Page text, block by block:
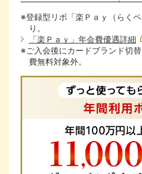
※登録型リボ「楽Ｐａｙ（らく
り。
「楽Ｐａｙ」年会費優遇詳細
※ご入会後にカードブランド切
費無料対象外。